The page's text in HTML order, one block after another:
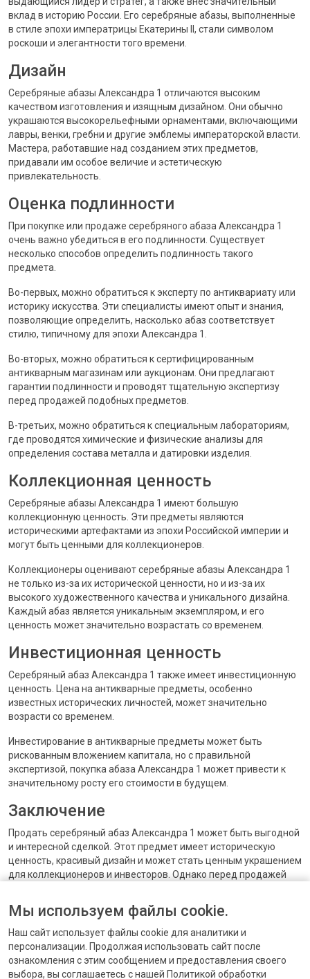
вклад в историю России. Его серебряные абазы, выполненные
в стиле эпохи императрицы Екатерины II, стали символом
роскоши и элегантности того времени.
Дизайн
Серебряные абазы Александра 1 отличаются высоким
качеством изготовления и изящным дизайном. Они обычно
украшаются высокорельефными орнаментами, включающими
лавры, венки, гребни и другие эмблемы императорской власти.
Мастера, работавшие над созданием этих предметов,
придавали им особое величие и эстетическую
привлекательность.
Оценка подлинности
При покупке или продаже серебряного абаза Александра 1
очень важно убедиться в его подлинности. Существует
несколько способов определить подлинность такого
предмета.
Во-первых, можно обратиться к эксперту по антиквариату или
историку искусства. Эти специалисты имеют опыт и знания,
позволяющие определить, насколько абаз соответствует
стилю, типичному для эпохи Александра 1.
Во-вторых, можно обратиться к сертифицированным
антикварным магазинам или аукционам. Они предлагают
гарантии подлинности и проводят тщательную экспертизу
перед продажей подобных предметов.
В-третьих, можно обратиться к специальным лабораториям,
где проводятся химические и физические анализы для
определения состава металла и датировки изделия.
Коллекционная ценность
Серебряные абазы Александра 1 имеют большую
коллекционную ценность. Эти предметы являются
историческими артефактами из эпохи Российской империи и
могут быть ценными для коллекционеров.
Коллекционеры оценивают серебряные абазы Александра 1
не только из-за их исторической ценности, но и из-за их
высокого художественного качества и уникального дизайна.
Каждый абаз является уникальным экземпляром, и его
ценность может значительно возрастать со временем.
Инвестиционная ценность
Серебряный абаз Александра 1 также имеет инвестиционную
ценность. Цена на антикварные предметы, особенно
известных исторических личностей, может значительно
возрасти со временем.
Инвестирование в антикварные предметы может быть
рискованным вложением капитала, но с правильной
экспертизой, покупка абаза Александра 1 может привести к
значительному росту его стоимости в будущем.
Заключение
Продать серебряный абаз Александра 1 может быть выгодной
и интересной сделкой. Этот предмет имеет историческую
ценность, красивый дизайн и может стать ценным украшением
для коллекционеров и инвесторов. Однако перед продажей
оценке специалистами. Такая аккуратность поможет
сохранить и увеличить его коллекционную и инвестиционную
ценность.
Мы используем файлы cookie.
Наш сайт использует файлы cookie для аналитики и
персонализации. Продолжая использовать сайт после
ознакомления с этим сообщением и предоставления своего
выбора, вы соглашаетесь с нашей Политикой обработки